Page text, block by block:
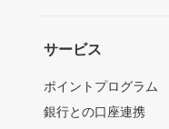
サービス
ポイントプログラム
銀行との口座連携